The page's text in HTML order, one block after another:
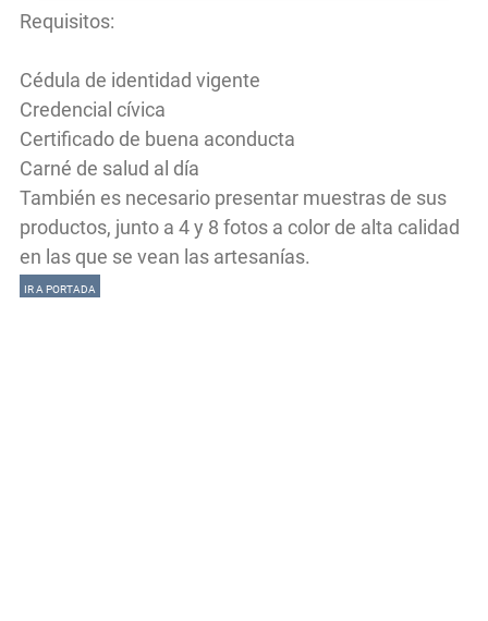
Requisitos:
Cédula de identidad vigente
Credencial cívica
Certificado de buena aconducta
Carné de salud al día
También es necesario presentar muestras de sus
productos, junto a 4 y 8 fotos a color de alta calidad
en las que se vean las artesanías.
IR A PORTADA